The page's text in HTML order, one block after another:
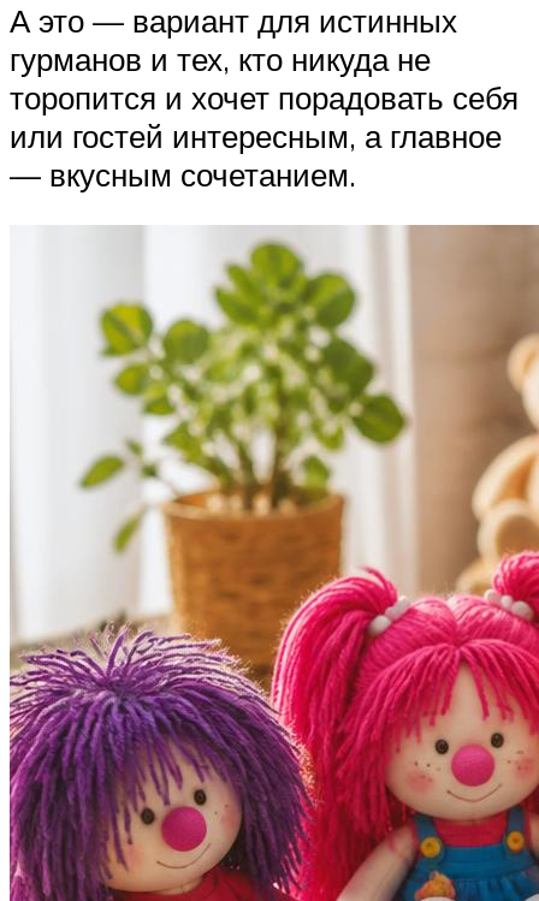
А это — вариант для истинных
гурманов и тех, кто никуда не
торопится и хочет порадовать себя
или гостей интересным, а главное
— вкусным сочетанием.